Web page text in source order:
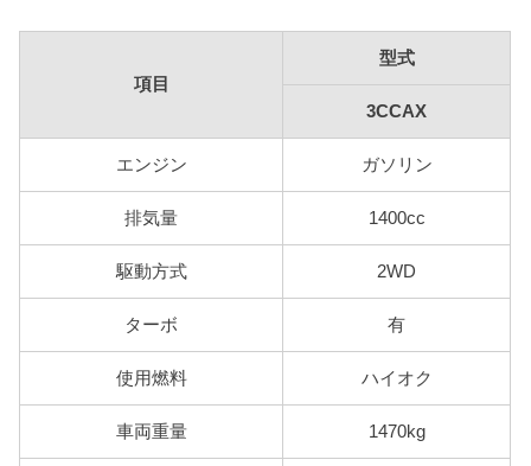
項目
型式
3CCAX
エンジン ガソリン
排気量 1400cc
駆動方式 2WD
ターボ 有
使用燃料 ハイオク
車両重量 1470kg